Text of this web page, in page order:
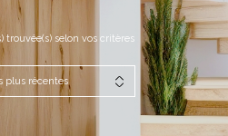
trouvée(s) selon vos critères
plus récentes